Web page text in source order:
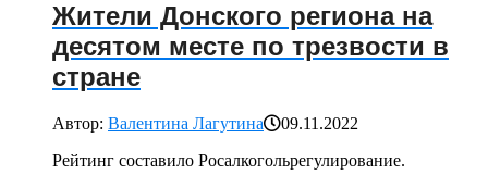
Жители Донского региона на
десятом месте по трезвости в
стране
Автор: Валентина Лагутина
09.11.2022
Рейтинг составило Росалкогольрегулирование.